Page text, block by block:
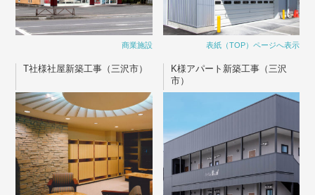
商業施設 表紙（TOP）ページへ表示
T社様社屋新築工事（三沢市）
K様アパート新築工事（三沢
市）